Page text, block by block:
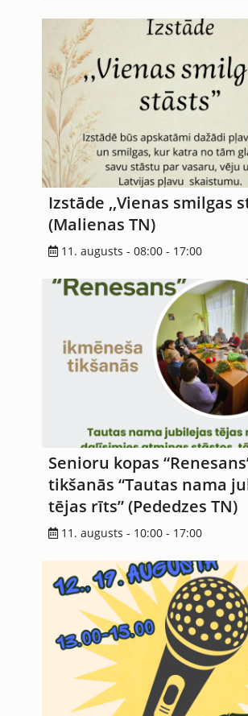
Izstāde ,,Vienas smilgas
(Malienas TN)
11. augusts - 08:00 - 17:00
Senioru kopas
tikšanās “Tautas nama
tējas rīts” (Pededzes TN)
11. augusts - 10:00 - 17:00